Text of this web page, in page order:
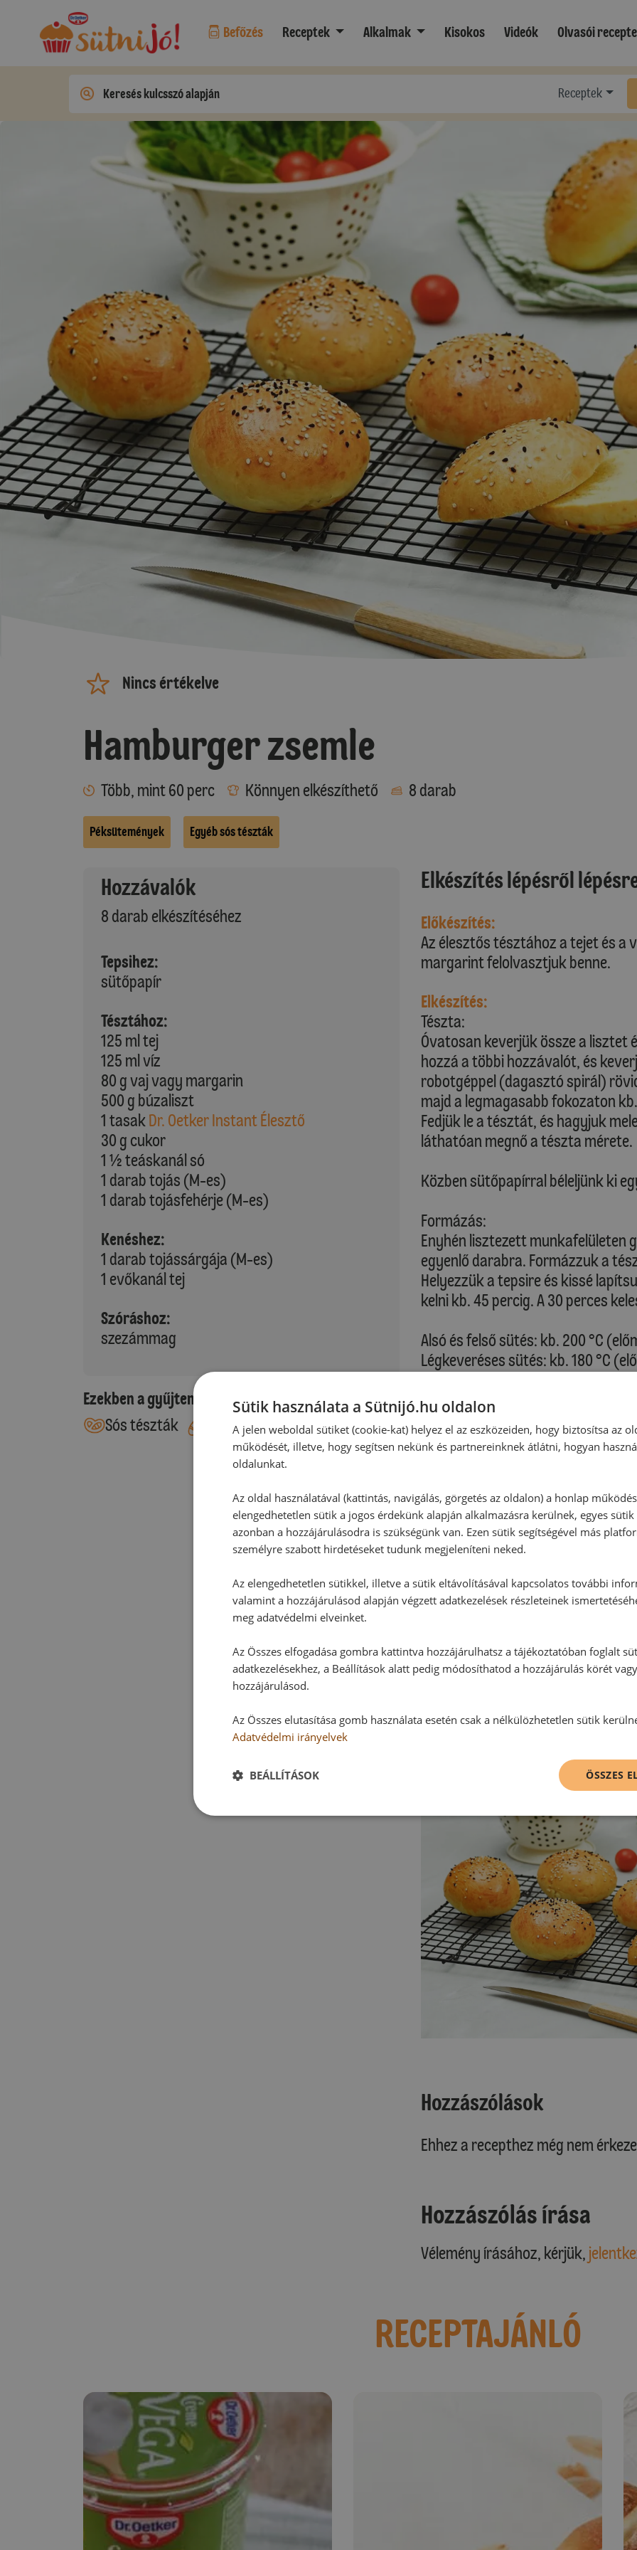
Befőzés Receptek Alkalmak Kisokos Videók Olvasói
Receptek
Nincs értékelve
Hamburger zsemle
Több, mint 60 perc Könnyen elkészíthető 8 darab
Péksütemények Egyéb sós tészták
Hozzávalók
8 darab elkészítéséhez
Tepsihez:
sütőpapír
Tésztához:
125 ml tej
125 ml víz
80 g vaj vagy margarin
500 g búzaliszt
1 tasakDr. Oetker Instant Élesztő
30 g cukor
1 ½ teáskanál só
1 darab tojás (M-es)
1 darab tojásfehérje (M-es)
Kenéshez:
1 darab tojássárgája (M-es)
1 evőkanál tej
Szóráshoz:
szezámmag
Ezekben a gyűjteményekben található:
Sós tészták
Kelt tészták
Elkészítés lépésről
Előkészítés:
Az élesztős tésztához a tejet és a
margarint felolvasztjuk benne.
Elkészítés:
Tészta:
Óvatosan keverjük össze a lisztet
hozzá a többi hozzávalót, és
robotgéppel (dagasztó spirál)
majd a legmagasabb fokozaton
Fedjük le a tésztát, és hagyjuk
láthatóan megnő a tészta mérete.
Közben sütőpapírral béleljünk ki
Formázás:
Enyhén lisztezett munkafelületen
egyenlő darabra. Formázzuk a
Helyezzük a tepsire és kissé
kelni kb. 45 percig. A 30 perces
Alsó és felső sütés: kb. 200 °C
Légkeveréses sütés: kb. 180 °C
Verjük fel a tojássárgáját a tejjel.
és szórjuk meg szezámmaggal. A
süssük meg a zsemléket.
Kérjük, vegye figyelembe saját
A zsemléket a sütőpapírral együtt
hagyjuk kihűlni.
A zsemléket remekül lehet
őket, félbevágjuk, lefagyasztjuk,
burgerzsemlét! Ezután
burgerzsemléket a fent
A zsemléhez nagyon jól illik a
köményt a zsemlére, miután
Hozzászólások
Ehhez a recepthez még nem
Hozzászólás írása
Vélemény írásához, kérjük,
RECEPTAJÁNLÓ
Sütik használata a Sütnijó.hu oldalon
A jelen weboldal sütiket (cookie-kat) helyez el az eszközeiden, hogy biztosítsa az
működését, illetve, hogy segítsen nekünk és partnereinknek átlátni, hogyan
oldalunkat.
Az oldal használatával (kattintás, navigálás, görgetés az oldalon) a honlap
elengedhetetlen sütik a jogos érdekünk alapján alkalmazásra kerülnek, egyes
azonban a hozzájárulásodra is szükségünk van. Ezen sütik segítségével más
személyre szabott hirdetéseket tudunk megjeleníteni neked.
Az elengedhetetlen sütikkel, illetve a sütik eltávolításával kapcsolatos további
valamint a hozzájárulásod alapján végzett adatkezelések részleteinek
meg adatvédelmi elveinket.
Az Összes elfogadása gombra kattintva hozzájárulhatsz a tájékoztatóban foglalt
adatkezelésekhez, a Beállítások alatt pedig módosíthatod a hozzájárulás körét
hozzájárulásod.
Az Összes elutasítása gomb használata esetén csak a nélkülözhetetlen sütik
Adatvédelmi irányelvek
ÖSSZES
BEÁLLÍTÁSOK